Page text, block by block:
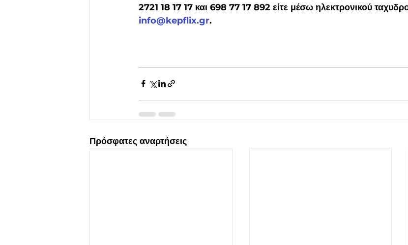
2721 18 17 17 και 698 77 17 892 είτε μέσω ηλεκτρονικού
info@kepflix.gr.
Πρόσφατες αναρτήσεις